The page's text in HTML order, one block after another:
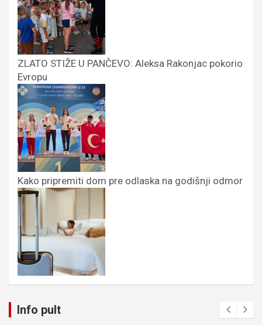
ZLATO STIŽE U PANČEVO: Aleksa Rakonjac pokorio
Evropu
Kako pripremiti dom pre odlaska na godišnji odmor
Info pult